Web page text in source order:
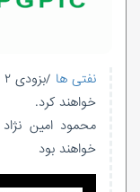
نفتی ها
خواهند کرد.
خواهند بود